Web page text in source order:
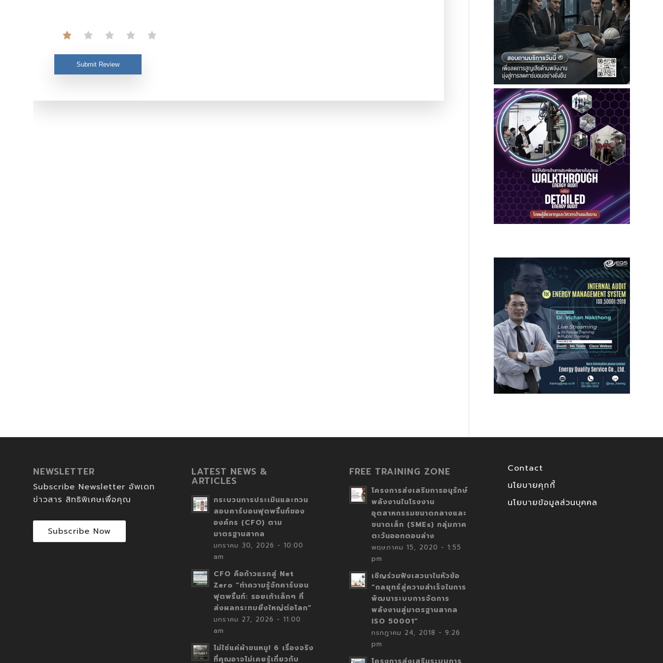
Submit Review
NEWSLETTER
Subscribe Newsletter อัพเดท
ข่าวสาร สิทธิพิเศษเพื่อคุณ
Subscribe Now
LATEST NEWS &
ARTICLES
กระบวนการประเมินและทวน
สอบคาร์บอนฟุตพริ้นท์ของ
องค์กร (CFO) ตาม
มาตรฐานสากล
มกราคม 30, 2026 - 10:00
am
CFO คือก้าวแรกสู่ Net
Zero “ทำความรู้จักคาร์บอน
ฟุตพริ้นท์: รอยเท้าเล็กๆ ที่
ส่งผลกระทบยิ่งใหญ่ต่อโลก”
มกราคม 27, 2026 - 11:00
am
ไม่ใช่แค่ผ้าขนหนู! 6 เรื่องจริง
ที่คุณอาจไม่เคยรู้เกี่ยวกับ
FREE TRAINING ZONE
โครงการส่งเสริมการอนุรักษ์
พลังงานในโรงงาน
อุตสาหกรรมขนาดกลางและ
ขนาดเล็ก (SMEs) กลุ่มภาค
ตะวันออกตอนล่าง
พฤษภาคม 15, 2020 - 1:55
pm
เชิญร่วมฟังเสวนาในหัวข้อ
“กลยุทธ์สู่ความสำเร็จในการ
พัฒนาระบบการจัดการ
พลังงานสู่มาตรฐานสากล
ISO 50001”
กรกฎาคม 24, 2018 - 9:26
pm
Contact
นโยบายคุกกี้
นโยบายข้อมูลส่วนบุคคล